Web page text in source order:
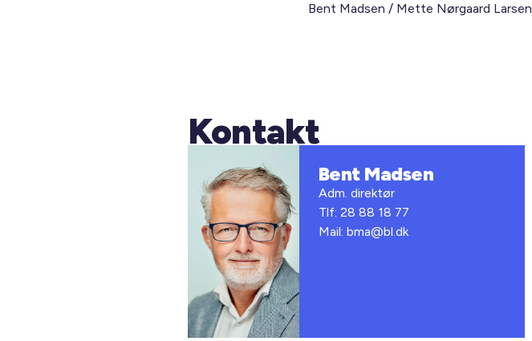
Bent Madsen / Mette Nørgaard Larsen
Kontakt
Bent Madsen
Adm. direktør
Tlf: 28 88 18 77
Mail: bma@bl.dk